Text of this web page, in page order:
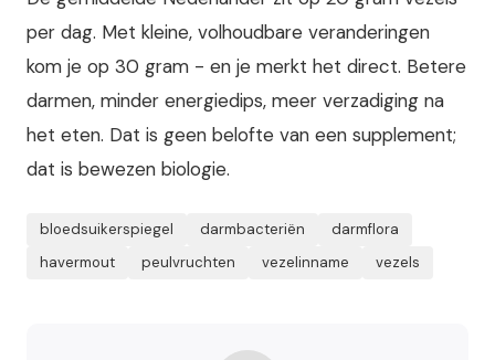
per dag. Met kleine, volhoudbare veranderingen
kom je op 30 gram - en je merkt het direct. Betere
darmen, minder energiedips, meer verzadiging na
het eten. Dat is geen belofte van een supplement;
dat is bewezen biologie.
bloedsuikerspiegel darmbacteriën
darmflora
havermout
peulvruchten vezelinname vezels